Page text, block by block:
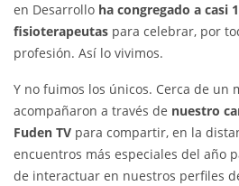
en Desarrollo ha congregado a casi
fisioterapeutas para celebrar, por
profesión. Así lo vivimos.
Y no fuimos los únicos. Cerca de un
acompañaron a través de nuestro
Fuden TV para compartir, en la
encuentros más especiales del año
de interactuar en nuestros perfiles